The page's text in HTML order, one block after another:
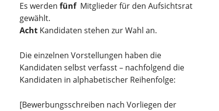
Es werden fünfMitglieder für den Aufsichtsrat
gewählt.
Acht Kandidaten stehen zur Wahl an.
Die einzelnen Vorstellungen haben die
Kandidaten selbst verfasst – nachfolgend die
Kandidaten in alphabetischer Reihenfolge:
[Bewerbungsschreiben nach Vorliegen der